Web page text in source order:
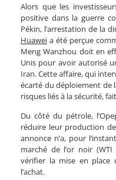
Alors que les
positive dans la guerre
Pékin, l’arrestation de la
Huawei a été perçue
Meng Wanzhou doit en
Unis pour avoir autorisé
Iran. Cette affaire, qui
écarté du déploiement de
risques liés à la sécurité,
Du côté du pétrole,
réduire leur production
annonce n’a, pour
marché de l’or noir
vérifier la mise en place
l’achat.